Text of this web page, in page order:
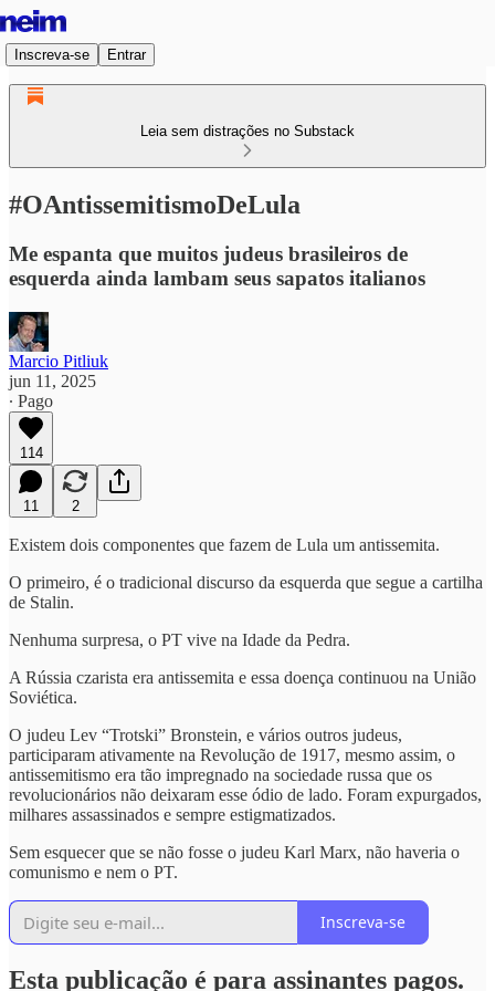
Inscreva-se Entrar
Leia sem distrações no Substack
#OAntissemitismoDeLula
Me espanta que muitos judeus brasileiros de
esquerda ainda lambam seus sapatos italianos
Marcio Pitliuk
jun 11, 2025
∙ Pago
114
11 2
Existem dois componentes que fazem de Lula um antissemita.
O primeiro, é o tradicional discurso da esquerda que segue a cartilha
de Stalin.
Nenhuma surpresa, o PT vive na Idade da Pedra.
A Rússia czarista era antissemita e essa doença continuou na União
Soviética.
O judeu Lev “Trotski” Bronstein, e vários outros judeus,
participaram ativamente na Revolução de 1917, mesmo assim, o
antissemitismo era tão impregnado na sociedade russa que os
revolucionários não deixaram esse ódio de lado. Foram expurgados,
milhares assassinados e sempre estigmatizados.
Sem esquecer que se não fosse o judeu Karl Marx, não haveria o
comunismo e nem o PT.
Inscreva-se
Esta publicação é para assinantes pagos.